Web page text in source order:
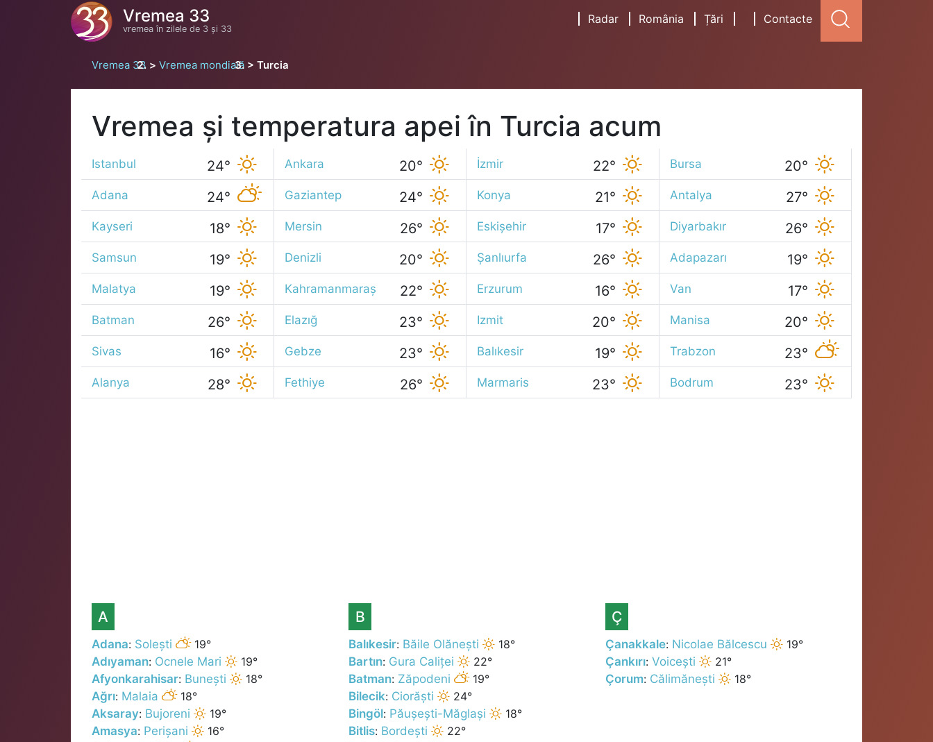
Vremea 33
vremea în zilele de 3 și 33
Radar România Țări Contacte
Vremea 33 Vremea mondială Turcia
Vremea și temperatura apei în Turcia acum
Istanbul 24° Ankara 20° İzmir 22° Bursa 20°
Adana 24° Gaziantep 24° Konya 21° Antalya 27°
Kayseri 18° Mersin 26° Eskişehir 17° Diyarbakır 26°
Samsun 19° Denizli 20° Şanlıurfa 26° Adapazarı 19°
Malatya 19° Kahramanmaraş 22° Erzurum 16° Van 17°
Batman 26° Elazığ 23° Izmit 20° Manisa 20°
Sivas 16° Gebze 23° Balıkesir 19° Trabzon 23°
Alanya 28° Fethiye 26° Marmaris 23° Bodrum 23°
A
Adana: Solești
19°
Adıyaman: Ocnele Mari
19°
Afyonkarahisar: Bunești
18°
Ağrı: Malaia
18°
Aksaray: Bujoreni
19°
Amasya: Perișani
16°
B
Balıkesir: Băile Olănești
18°
Bartın: Gura Caliței
22°
Batman: Zăpodeni
19°
Bilecik: Ciorăști
24°
Bingöl: Păușești-Măglași
18°
Bitlis: Bordești
22°
Ç
Çanakkale: Nicolae Bălcescu
19°
Çankırı: Voicești
21°
Çorum: Călimănești 18°